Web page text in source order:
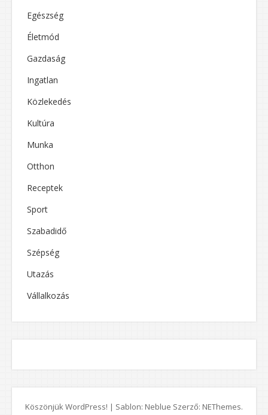
Egészség
Életmód
Gazdaság
Ingatlan
Közlekedés
Kultúra
Munka
Otthon
Receptek
Sport
Szabadidő
Szépség
Utazás
Vállalkozás
Köszönjük WordPress! | Sablon: Neblue Szerző: NEThemes.